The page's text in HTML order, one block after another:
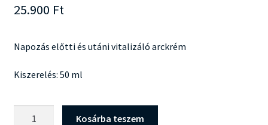
25.900 Ft
Napozás előtti és utáni vitalizáló arckrém
Kiszerelés: 50 ml
Kosárba teszem